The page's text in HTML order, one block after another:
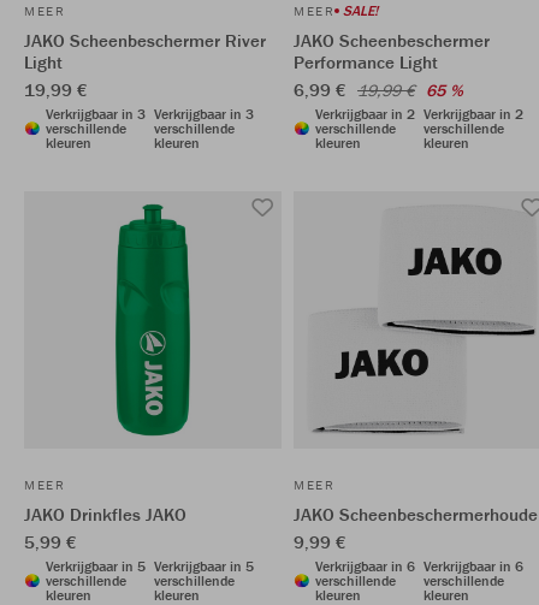
MEER
JAKO Scheenbeschermer River
Light
19,99 €
Verkrijgbaar in 3
verschillende
kleuren
Verkrijgbaar in 3
verschillende
kleuren
MEER SALE!
JAKO Scheenbeschermer
Performance Light
6,99 € 19,99 € 65 %
Verkrijgbaar in 2
verschillende
kleuren
Verkrijgbaar in 2
verschillende
kleuren
MEER
JAKO Drinkfles JAKO
5,99 €
Verkrijgbaar in 5
verschillende
kleuren
Verkrijgbaar in 5
verschillende
kleuren
MEER
JAKO
9,99 €
Verkrijgbaar in 6
verschillende
kleuren
Verkrijgbaar in 6
verschillende
kleuren